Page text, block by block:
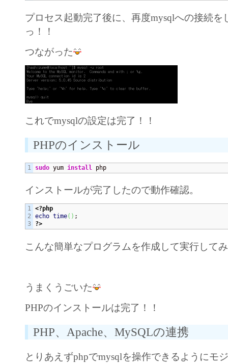
プロセス起動完了後に、再度mysqlへの接続を
っ！！
つながった
これでmysqlの設定は完了！！
PHPのインストール
sudo yum install php
インストールが完了したので動作確認。
1
2
<?php
echo time( )
?>
こんな簡単なプログラムを作成して実行して
うまくうごいた
PHPのインストールは完了！！
PHP、Apache、MySQLの連携
とりあえずphpでmysqlを操作できるようにモ